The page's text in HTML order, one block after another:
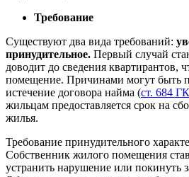
Требование
Существуют два вида требований:
принудительное. Первый случай
доводит до сведения квартирантов,
помещение. Причинами могут быть
истечение договора найма (ст. 684
жильцам предоставляется срок на
жилья.
Требование принудительного
Собственник жилого помещения
устранить нарушение или